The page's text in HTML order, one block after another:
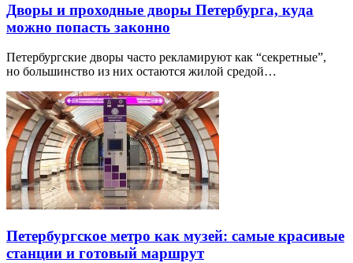
Дворы и проходные дворы Петербурга, куда
можно попасть законно
Петербургские дворы часто рекламируют как “секретные”,
но большинство из них остаются жилой средой…
Петербургское метро как музей: самые красивые
станции и готовый маршрут